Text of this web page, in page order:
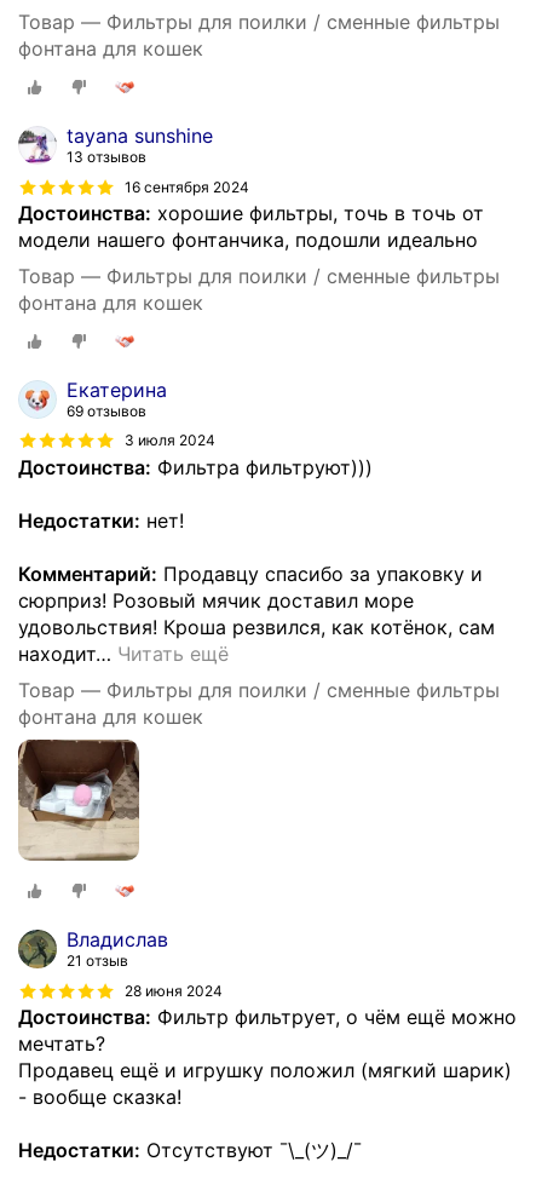
Товар — Фильтры для поилки / сменные фильтры
фонтана для кошек
tayana sunshine
13 отзывов
16 сентября 2024
Достоинства: хорошие фильтры, точь в точь от
модели нашего фонтанчика, подошли идеально
Товар — Фильтры для поилки / сменные фильтры
фонтана для кошек
Екатерина
69 отзывов
3 июля 2024
Достоинства: Фильтра фильтруют)))
Недостатки: нет!
Комментарий: Продавцу спасибо за упаковку и
сюрприз! Розовый мячик доставил море
удовольствия! Кроша резвился, как котёнок, сам
находит… Читать ещё
Товар — Фильтры для поилки / сменные фильтры
фонтана для кошек
Владислав
21 отзыв
28 июня 2024
Достоинства: Фильтр фильтрует, о чём ещё можно
мечтать?
Продавец ещё и игрушку положил (мягкий шарик)
- вообще сказка!
Недостатки: Отсутствуют ¯\_(ツ)_/¯